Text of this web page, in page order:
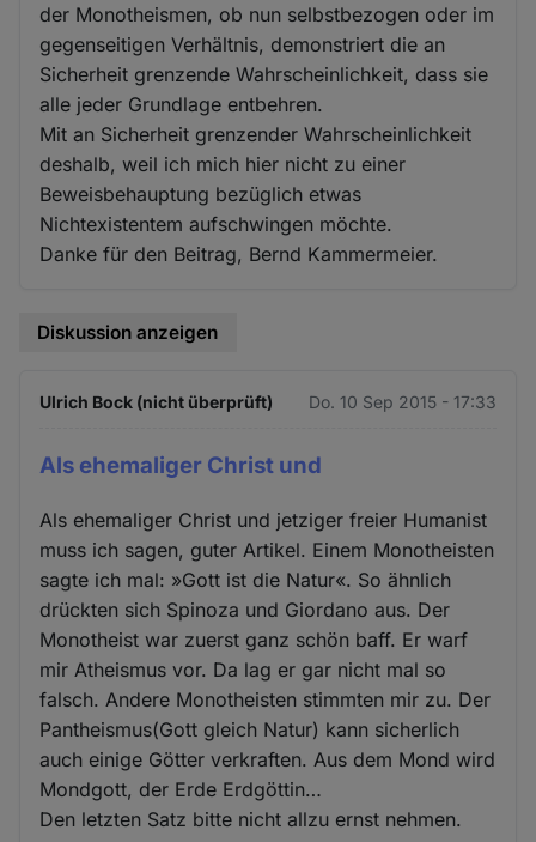
der Monotheismen, ob nun selbstbezogen oder im
gegenseitigen Verhältnis, demonstriert die an
Sicherheit grenzende Wahrscheinlichkeit, dass sie
alle jeder Grundlage entbehren.
Mit an Sicherheit grenzender Wahrscheinlichkeit
deshalb, weil ich mich hier nicht zu einer
Beweisbehauptung bezüglich etwas
Nichtexistentem aufschwingen möchte.
Danke für den Beitrag, Bernd Kammermeier.
Diskussion anzeigen
Ulrich Bock (nicht überprüft) Do. 10 Sep 2015 - 17:33
Als ehemaliger Christ und
Als ehemaliger Christ und jetziger freier Humanist
muss ich sagen, guter Artikel. Einem Monotheisten
sagte ich mal: »Gott ist die Natur«. So ähnlich
drückten sich Spinoza und Giordano aus. Der
Monotheist war zuerst ganz schön baff. Er warf
mir Atheismus vor. Da lag er gar nicht mal so
falsch. Andere Monotheisten stimmten mir zu. Der
Pantheismus(Gott gleich Natur) kann sicherlich
auch einige Götter verkraften. Aus dem Mond wird
Mondgott, der Erde Erdgöttin…
Den letzten Satz bitte nicht allzu ernst nehmen.